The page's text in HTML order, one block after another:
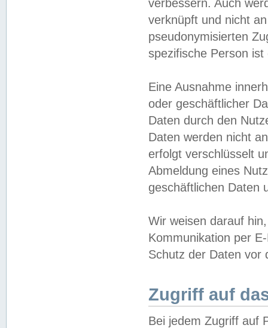
verbessern. Auch
verknüpft und nicht
pseudonymisierten
spezifische Person
Eine Ausnahme
oder geschäftlicher
Daten durch den
Daten werden nicht
erfolgt verschlüsselt
Abmeldung eines
geschäftlichen Daten
Wir weisen darauf
Kommunikation per
Schutz der Daten vor
Zugriff auf
Bei jedem Zugriff auf